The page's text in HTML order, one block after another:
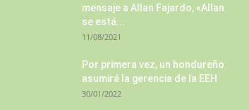
mensaje a Allan Fajardo, «Allan
se está...
11/08/2021
Por primera vez, un hondureño
asumirá la gerencia de la EEH
30/01/2022